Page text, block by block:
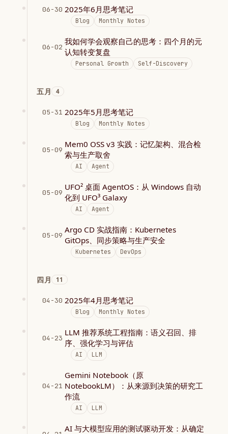
06-30 2025年6月思考笔记
Blog Monthly Notes
06-02
我如何学会观察自己的思考：四个月的元
认知转变复盘
Personal Growth Self-Discovery
五月 4
05-31 2025年5月思考笔记
Blog Monthly Notes
05-09
Mem0 OSS v3 实践：记忆架构、混合检
索与生产取舍
AI Agent
05-09
UFO² 桌面 AgentOS：从 Windows 自动
化到 UFO³ Galaxy
AI Agent
05-09
Argo CD 实战指南：Kubernetes
GitOps、同步策略与生产安全
Kubernetes DevOps
四月 11
04-30 2025年4月思考笔记
Blog Monthly Notes
04-23
LLM 推荐系统工程指南：语义召回、排
序、强化学习与评估
AI LLM
04-21
Gemini Notebook（原
NotebookLM）：从来源到决策的研究工
作流
AI LLM
AI 与大模型应用的测试驱动开发：从确定